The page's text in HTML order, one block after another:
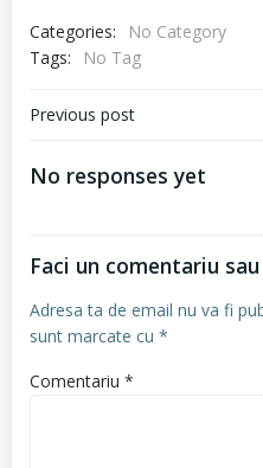
Categories:
No Category
Tags:
No Tag
Navigare
articole
Previous post
No responses yet
Faci un comentariu
Adresa ta de email nu va fi
sunt marcate cu *
Comentariu *